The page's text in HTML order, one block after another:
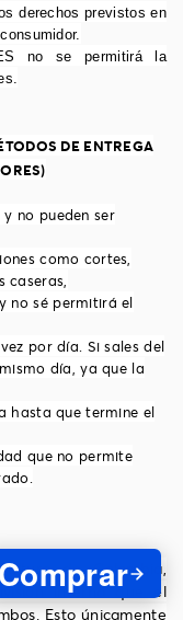
derechos previstos en
no se permitirá la
DE ENTREGA
no pueden ser
como cortes,
caseras,
no sé permitirá el
por día. Si sales del
día, ya que la
hasta que termine el
que no permite
de Colombia,
interna que el
Esto únicamente
Comprar